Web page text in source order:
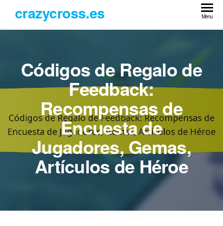
the
crazycross.es Menu
Códigos de Regalo de
Feedback:
Recompensas de
Encuesta de
Jugadores, Gemas,
Artículos de Héroe